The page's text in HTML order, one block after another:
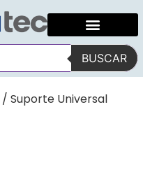
BUSCAR
/ Suporte Universal